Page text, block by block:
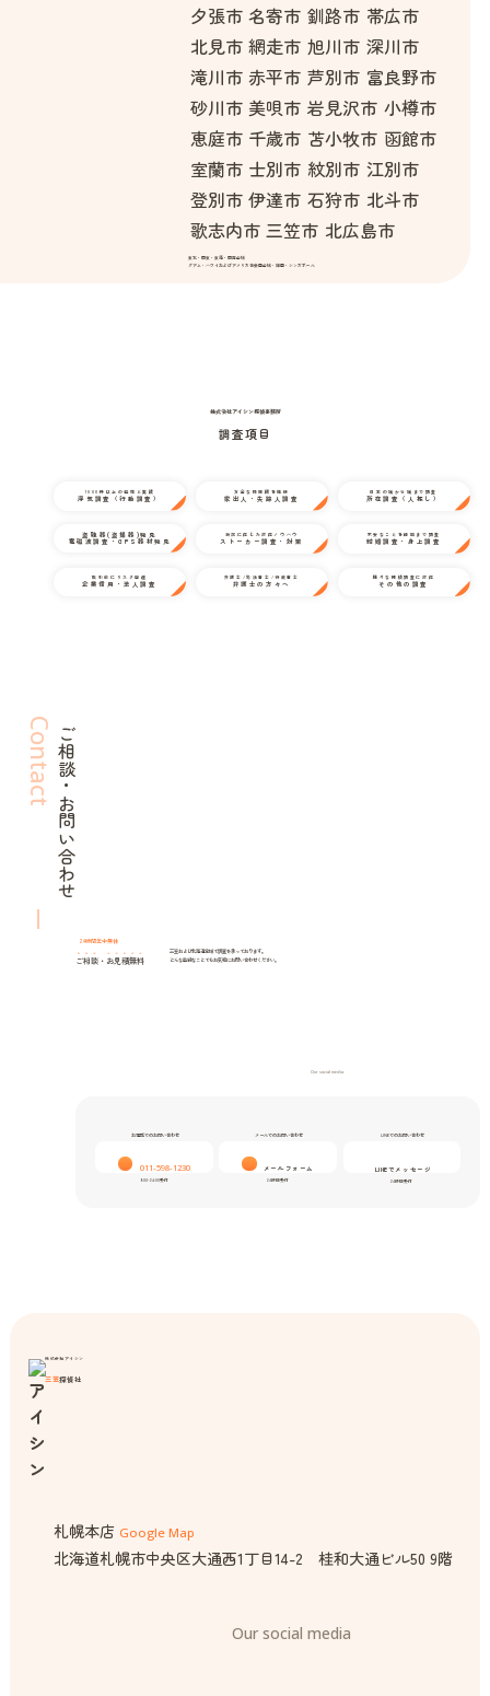
夕張市 名寄市 釧路市 帯広市
北見市 網走市 旭川市 深川市
滝川市 赤平市 芦別市 富良野市
砂川市 美唄市 岩見沢市 小樽市
恵庭市 千歳市 苫小牧市 函館市
室蘭市 士別市 紋別市 江別市
登別市 伊達市 石狩市 北斗市
歌志内市 三笠市 北広島市
東北・関東・東海・関西全域
グアム・ハワイおよびアメリカ合衆国全域・韓国・シンガポール
株式会社アイシン探偵事務所
調査項目
1000件以上の経験と実績
浮気調査（行動調査）
万全な情報網を駆使
家出人・失踪人調査
日本の端から端まで調査
所在調査（人探し）
盗聴器(盗撮器)発見
電磁波調査・GPS器材発見
状況に応じた対応ノウハウ
ストーカー調査・対策
不安なことを細部まで調査
結婚調査・身上調査
取引前にリスク回避
企業信用・法人調査
弁護士/司法書士/行政書士
弁護士の方々へ
様々な探偵調査に対応
その他の調査
ご相談・お問い合わせ
Contact
24時間年中無休
ご相談 ・ お見積無料
三笠および北海道全域で調査を承っております。
どんな些細なことでもお気軽にお問い合わせください。
Our social media
お電話でのお問い合わせ
011-598-1230
9:00-24:00受付
メールでのお問い合わせ
メールフォーム
24時間受付
LINEでのお問い合わせ
LINEでメッセージ
24時間受付
株式会社アイシン
三笠探偵社
札幌本店 Google Map
北海道札幌市中央区大通西1丁目14-2 桂和大通ビル50 9階
Our social media